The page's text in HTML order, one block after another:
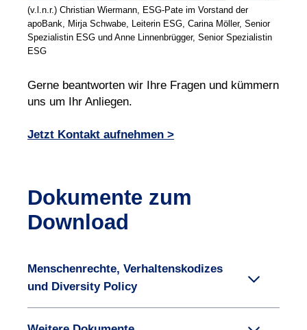
(v.l.n.r.) Christian Wiermann, ESG-Pate im Vorstand der
apoBank, Mirja Schwabe, Leiterin ESG, Carina Möller, Senior
Spezialistin ESG und Anne Linnenbrügger, Senior Spezialistin
ESG
Gerne beantworten wir Ihre Fragen und kümmern
uns um Ihr Anliegen.
Jetzt Kontakt aufnehmen >
Dokumente zum
Download
Menschenrechte, Verhaltenskodizes
und Diversity Policy